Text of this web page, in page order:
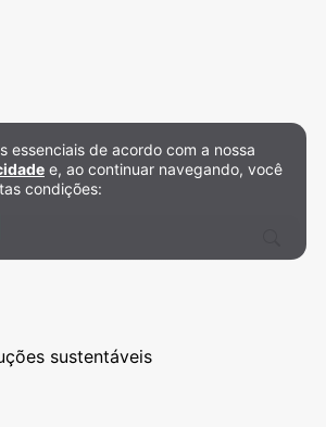
sustentáveis
e Cookies
essenciais de acordo com a nossa
e, ao continuar navegando, você
condições: